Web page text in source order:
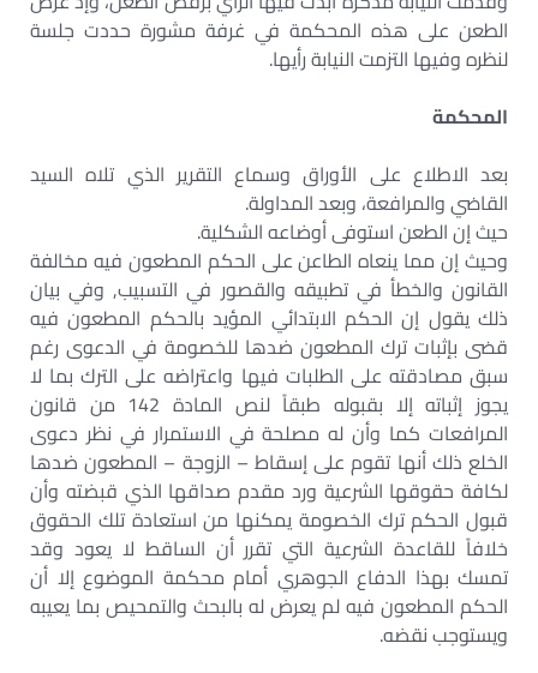
الطعن على هذه المحكمة في غرفة مشورة حددت جلسة
لنظره وفيها التزمت النيابة رأيها.
المحكمة
بعد الاطلاع على الأوراق وسماع التقرير الذي تلاه السيد
القاضي والمرافعة، وبعد المداولة.
حيث إن الطعن استوفى أوضاعه الشكلية.
وحيث إن مما ينعاه الطاعن على الحكم المطعون فيه مخالفة
القانون والخطأ في تطبيقه والقصور في التسبيب, وفي بيان
ذلك يقول إن الحكم الابتدائي المؤيد بالحكم المطعون فيه
قضى بإثبات ترك المطعون ضدها للخصومة في الدعوى رغم
سبق مصادقته على الطلبات فيها واعتراضه على الترك بما لا
يجوز إثباته إلا بقبوله طبقاً لنص المادة 142 من قانون
المرافعات كما وأن له مصلحة في الاستمرار في نظر دعوى
الخلع ذلك أنها تقوم على إسقاط – الزوجة – المطعون ضدها
لكافة حقوقها الشرعية ورد مقدم صداقها الذي قبضته وأن
قبول الحكم ترك الخصومة يمكنها من استعادة تلك الحقوق
خلافاً للقاعدة الشرعية التي تقرر أن الساقط لا يعود وقد
تمسك بهذا الدفاع الجوهري أمام محكمة الموضوع إلا أن
الحكم المطعون فيه لم يعرض له بالبحث والتمحيص بما يعيبه
ويستوجب نقضه.